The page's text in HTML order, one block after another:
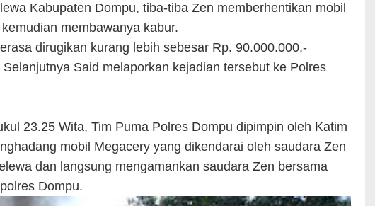
Kabupaten Dompu, tiba-tiba Zen memberhentikan mobil
membawanya kabur.
dirugikan kurang lebih sebesar Rp. 90.000.000,-
Said melaporkan kejadian tersebut ke Polres
23.25 Wita, Tim Puma Polres Dompu dipimpin oleh Katim
mobil Megacery yang dikendarai oleh saudara Zen
dan langsung mengamankan saudara Zen bersama
Dompu.